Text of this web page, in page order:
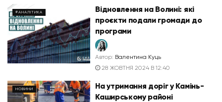
#АНАЛІТИКА
Відновлення на Волині: які
проєкти подали громади до
програми
Автор: Валентина Куць
28 ЖОВТНЯ 2024 В 12:40
НОВИНИ
На утримання доріг у Камінь-
Каширському районі